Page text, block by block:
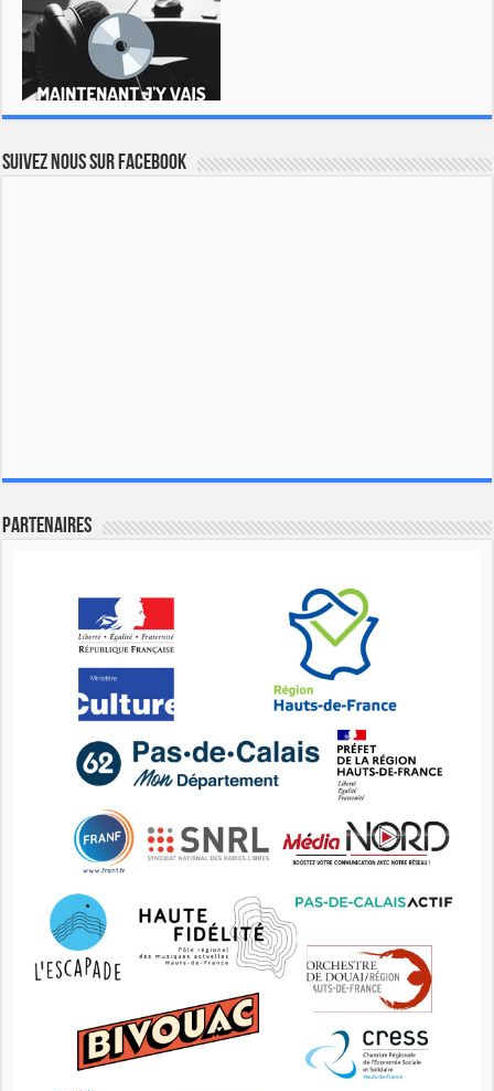
Suivez nous sur Facebook
Partenaires